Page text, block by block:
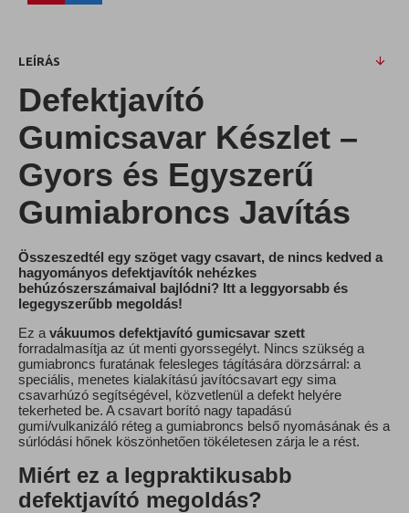
LEÍRÁS
Defektjavító
Gumicsavar Készlet –
Gyors és Egyszerű
Gumiabroncs Javítás
Összeszedtél egy szöget vagy csavart, de nincs kedved a
hagyományos defektjavítók nehézkes
behúzószerszámaival bajlódni? Itt a leggyorsabb és
legegyszerűbb megoldás!
Ez a vákuumos defektjavító gumicsavar szett
forradalmasítja az út menti gyorssegélyt. Nincs szükség a
gumiabroncs furatának felesleges tágítására dörzsárral: a
speciális, menetes kialakítású javítócsavart egy sima
csavarhúzó segítségével, közvetlenül a defekt helyére
tekerheted be. A csavart borító nagy tapadású
gumi/vulkanizáló réteg a gumiabroncs belső nyomásának és a
súrlódási hőnek köszönhetően tökéletesen zárja le a rést.
Miért ez a legpraktikusabb
defektjavító megoldás?